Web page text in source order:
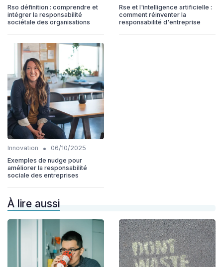
Rso définition : comprendre et
intégrer la responsabilité
sociétale des organisations
Rse et l'intelligence artificielle :
comment réinventer la
responsabilité d'entreprise
Innovation •
06/10/2025
Exemples de nudge pour
améliorer la responsabilité
sociale des entreprises
À lire aussi